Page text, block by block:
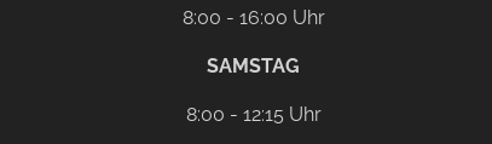
8:00 - 16:00 Uhr
SAMSTAG
8:00 - 12:15 Uhr